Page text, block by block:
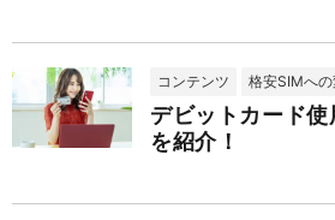
コンテンツ 格安SIMへ
デビットカード
を紹介！